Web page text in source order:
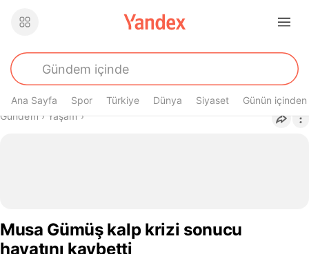
Ana Sayfa Spor Türkiye Dünya Siyaset Günün içinden
Buradasın
Gündem› Yaşam›
Musa Gümüş kalp krizi sonucu
hayatını kaybetti